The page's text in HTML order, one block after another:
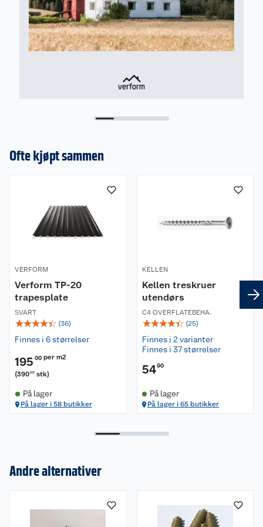
Ofte kjøpt sammen
VERFORM
Verform TP-20
trapesplate
SVART
☆☆☆☆☆ (36)
Finnes i 6 størrelser
195 00 per m2
(39000 stk)
På lager
På lager i 58 butikker
KELLEN
Kellen treskruer
utendørs
C4 OVERFLATEBEHA.
☆☆☆☆☆ (25)
Finnes i 2 varianter
Finnes i 37 størrelser
5490
På lager
På lager i 65 butikker
Andre alternativer
Kundeservice
Nyheter